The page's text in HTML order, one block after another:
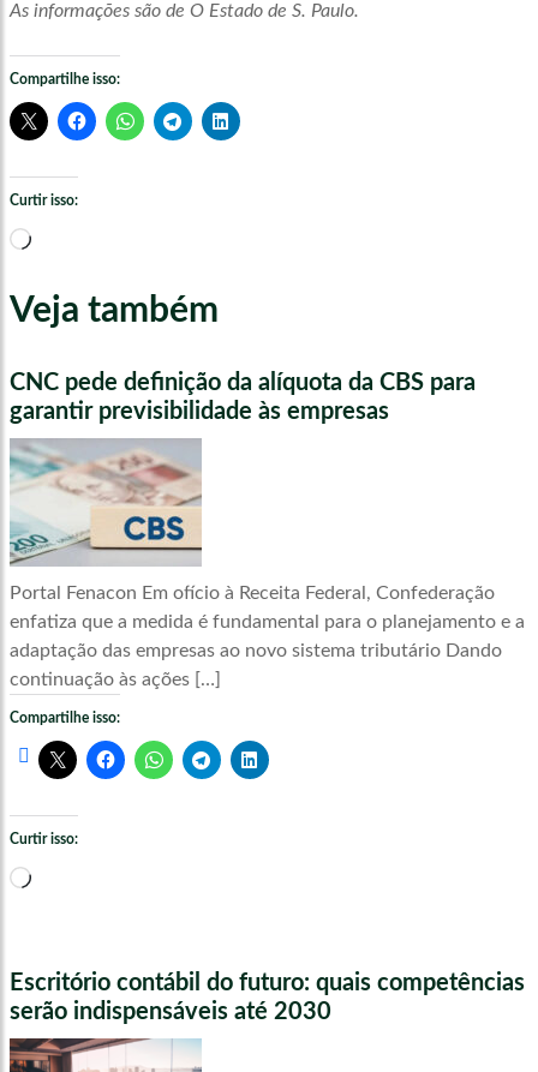
As informações são de O Estado de S. Paulo.
Compartilhe isso:
Curtir isso:
Carregando...
Veja também
CNC pede definição da alíquota da CBS para
garantir previsibilidade às empresas
Portal Fenacon Em ofício à Receita Federal, Confederação
enfatiza que a medida é fundamental para o planejamento e a
adaptação das empresas ao novo sistema tributário Dando
continuação às ações […]
Compartilhe isso:
Curtir isso:
Carregando...
Escritório contábil do futuro: quais competências
serão indispensáveis até 2030